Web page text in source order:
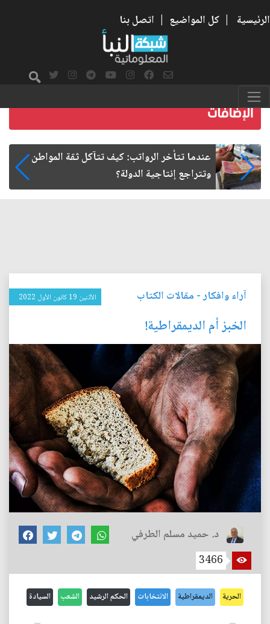
الرئيسية | كل المواضيع | اتصل بنا
صمت الطريق بعد الأربعين
آراء وافكار- مقالات الكتاب الأثنين 19 كانون الأول 2022
الخبز أم الديمقراطية!
د. حميد مسلم الطرفي
3466
الحرية الديمقراطية الانتخابات الحكم الرشيد الشعب السيادة